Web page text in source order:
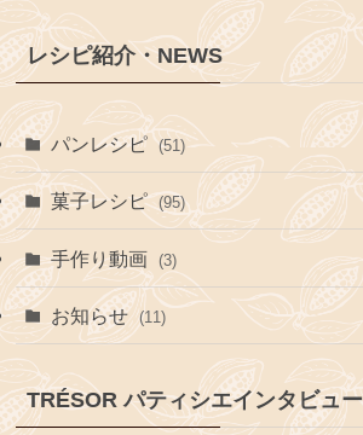
レシピ紹介・NEWS
パンレシピ (51)
菓子レシピ (95)
手作り動画 (3)
お知らせ (11)
TRÉSOR パティシエインタビュー